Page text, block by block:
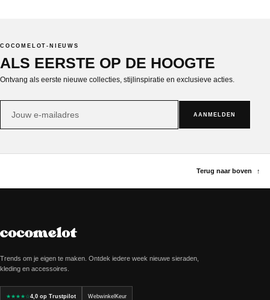
COCOMELOT-NIEUWS
ALS EERSTE OP DE HOOGTE
Ontvang als eerste nieuwe collecties, stijlinspiratie en exclusieve acties.
AANMELDEN
Terug naar boven ↑
Trends om je eigen te maken. Ontdek iedere week nieuwe sieraden,
kleding en accessoires.
★★★★☆4,0 op Trustpilot WebwinkelKeur